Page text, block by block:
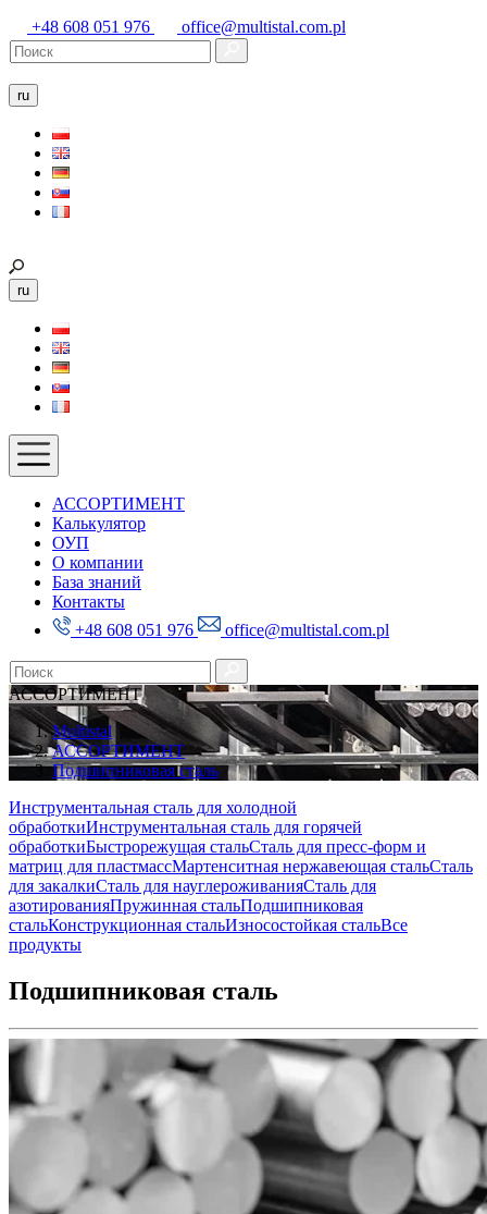
+48 608 051 976 office@multistal.com.pl
ru
ru
АССОРТИМЕНТ
Калькулятор
ОУП
О компании
База знаний
Контакты
+48 608 051 976
office@multistal.com.pl
АССОРТИМЕНТ
Multistal
АССОРТИМЕНТ
Подшипниковая сталь
Инструментальная сталь для холодной
обработкиИнструментальная сталь для горячей
обработкиБыстрорежущая стальСталь для пресс-форм и
матриц для пластмассМартенситная нержавеющая стальСталь
для закалкиСталь для науглероживанияСталь для
азотированияПружинная стальПодшипниковая
стальКонструкционная стальИзносостойкая стальВсе
продукты
Подшипниковая сталь